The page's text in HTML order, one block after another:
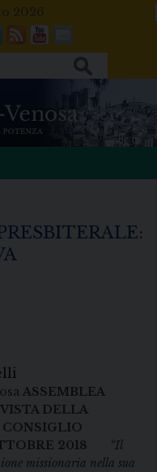
2026
FeedsYoutube
Mail
ASSEMBLEA
DELLA
CONSIGLIO
2018
“Il
missionaria nella sua